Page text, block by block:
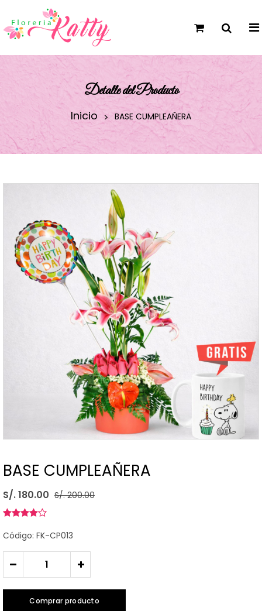
Detalle del Producto
Inicio BASE CUMPLEAÑERA
BASE CUMPLEAÑERA
S/. 180.00 S/. 200.00
Código: FK-CP013
- +
Comprar producto